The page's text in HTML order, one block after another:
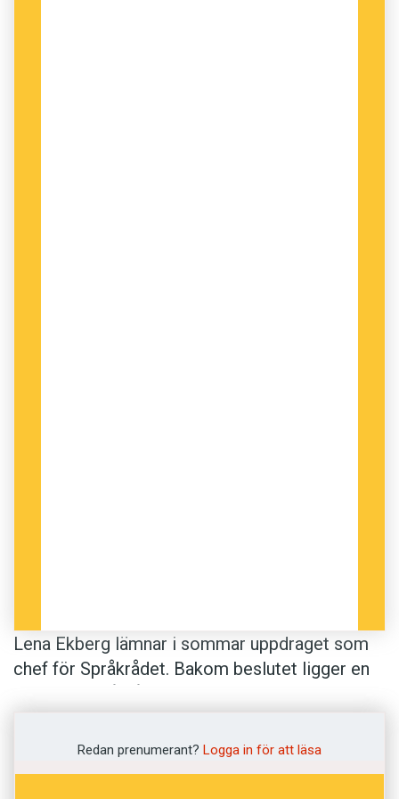
Lena Ekberg lämnar i sommar uppdraget som
chef för Språk­rådet. Bakom beslutet ligger en
Lind inte längre får vara självständig. I stället
ska den inordnas under Institutet för språk och
Redan prenumerant? Logga in för att läsa